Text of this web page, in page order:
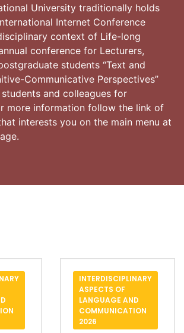
University traditionally holds
Internet Conference
context of Life-long
conference for Lecturers,
students “Text and
Communicative Perspectives”
and colleagues for
more information follow the link of
interests you on the main menu at
INTERDISCIPLINARY
ASPECTS OF
LANGUAGE AND
COMMUNICATION
2026